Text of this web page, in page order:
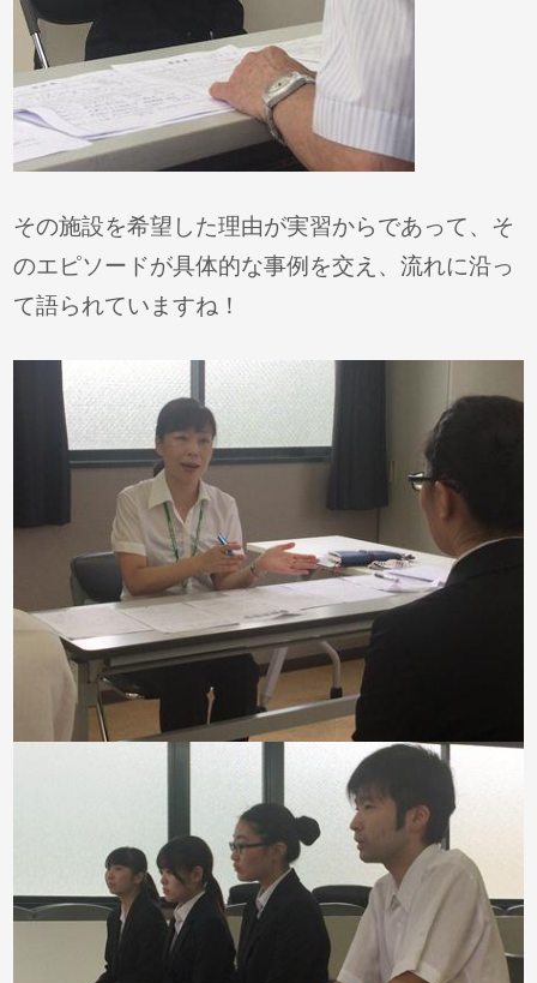
その施設を希望した理由が実習からであって、そ
のエピソードが具体的な事例を交え、流れに沿っ
て語られていますね！